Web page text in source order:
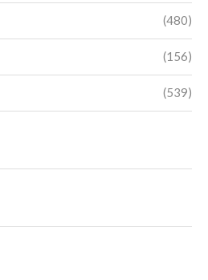
(480)
(156)
(539)